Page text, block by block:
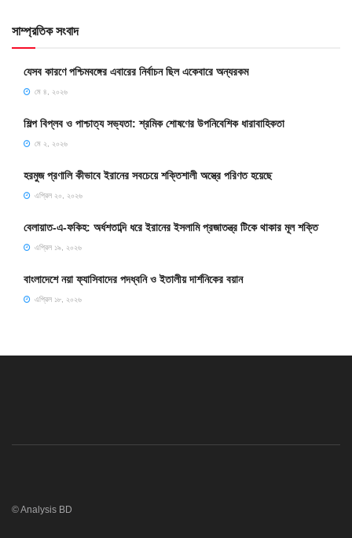
সাম্প্রতিক সংবাদ
যেসব কারণে পশ্চিমবঙ্গের এবারের নির্বাচন ছিল একেবারে অন্যরকম
মে ৪, ২০২৬
শিল্প বিপ্লব ও পাশ্চাত্য সভ্যতা: শ্রমিক শোষণের উপনিবেশিক ধারাবাহিকতা
মে ২, ২০২৬
হরমুজ প্রণালি কীভাবে ইরানের সবচেয়ে শক্তিশালী অস্ত্রে পরিণত হয়েছে
এপ্রিল ২০, ২০২৬
বেলায়াত-এ-ফকিহ: অর্ধশতাব্দি ধরে ইরানের ইসলামি প্রজাতন্ত্র টিকে থাকার মূল শক্তি
এপ্রিল ১৯, ২০২৬
বাংলাদেশে নয়া ফ্যাসিবাদের পদধ্বনি ও ইতালীয় দার্শনিকের বয়ান
এপ্রিল ১৮, ২০২৬
© Analysis BD